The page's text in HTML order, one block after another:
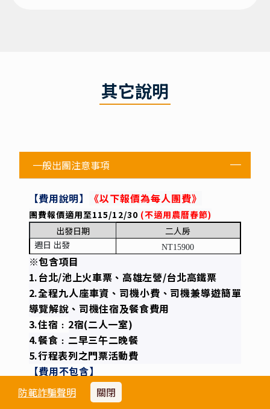
防範詐騙聲明 關閉
其它說明
一般出團注意事項
【費用說明】 《以下報價為每人團費》
團費報價適用至115/12/30 (不適用農曆春節)
出發日期
二人房
週日 出發
NT15900
※包含項目
1.台北/池上火車票、高雄左營/台北高鐵票
2.全程九人座車資、司機小費、司機兼導遊簡單
導覽解說、司機住宿及餐食費用
3.住宿﹕2宿(二人一室)
4.餐食﹕二早三午二晚餐
5.行程表列之門票活動費
【費用不包含】
※個人因素所產生之消費，如飲料、酒類、私人
購物費…等。